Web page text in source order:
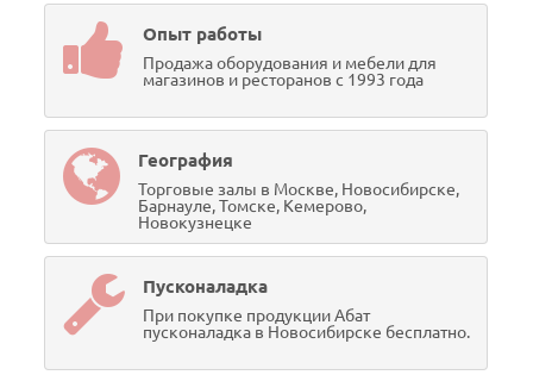
Опыт работы
Продажа оборудования и мебели для
магазинов и ресторанов с 1993 года
География
Торговые залы в Москве, Новосибирске,
Барнауле, Томске, Кемерово,
Новокузнецке
Пусконаладка
При покупке продукции Абат
пусконаладка в Новосибирске бесплатно.